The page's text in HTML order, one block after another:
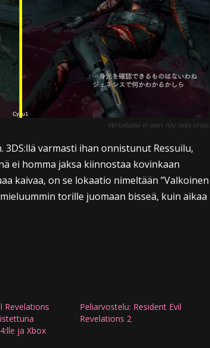
Vertailussa ei juuri näy isoja eroja.
varmasti ihan onnistunut Ressuilu,
ei homma jaksa kiinnostaa kovinkaan
kaivaa, on se lokaatio nimeltään ”Valkoinen
torille juomaan bisseä, kuin aikaa
Revelations
ja Xbox
Peliarvostelu: Resident Evil
Revelations 2